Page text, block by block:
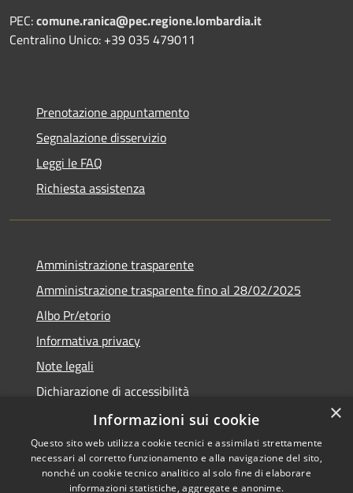
PEC:comune.ranica@pec.regione.lombardia.it
Centralino Unico: +39 035 479011
Prenotazione appuntamento
Segnalazione disservizio
Leggi le FAQ
Richiesta assistenza
Amministrazione trasparente
Amministrazione trasparente fino al 28/02/2025
Albo Pr/etorio
Informativa privacy
Note legali
Dichiarazione di accessibilità
Obiettivi di accessibilità
×
Informazioni sui cookie
Questo sito web utilizza cookie tecnici e assimilati strettamente
necessari al corretto funzionamento e alla navigazione del sito,
nonché un cookie tecnico analitico al solo fine di elaborare
informazioni statistiche, aggregate e anonime.